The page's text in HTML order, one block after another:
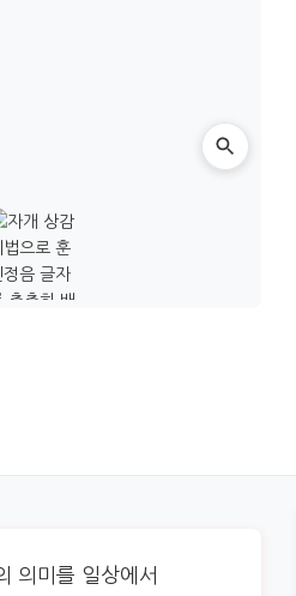
의미를 일상에서